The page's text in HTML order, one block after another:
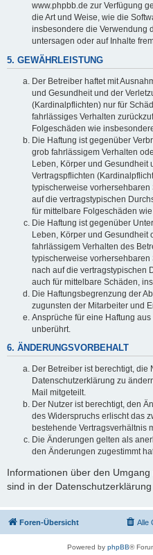
www.phpbb.de zur Verfügung
die Art und Weise, wie die
insbesondere die Verwendung
untersagen oder auf Inhalte
5. GEWÄHRLEISTUNG
Der Betreiber haftet mit
und Gesundheit und der
(Kardinalpflichten) nur für
fahrlässiges Verhalten
Folgeschäden wie
Die Haftung ist gegenüber
grob fahrlässigem Verhalten
Leben, Körper und Gesundheit
Vertragspflichten
typischerweise
auf die vertragstypischen
für mittelbare Folgeschäden
Die Haftung ist gegenüber
Leben, Körper und Gesundheit
fahrlässigem Verhalten des
typischerweise
nach auf die vertragstypischen
auch für mittelbare Schäden,
Die Haftungsbegrenzung der
zugunsten der Mitarbeiter und
Ansprüche für eine Haftung
unberührt.
6. ÄNDERUNGSVORBEHALT
Der Betreiber ist berechtigt,
Datenschutzerklärung zu
Mail mitgeteilt.
Der Nutzer ist berechtigt, den
des Widerspruchs erlischt das
bestehende Vertragsverhältnis
Die Änderungen gelten als
den Änderungen zugestimmt
Informationen über den
sind in der Datenschutzerklärung
Foren-Übersicht Alle
Powered by phpBB®